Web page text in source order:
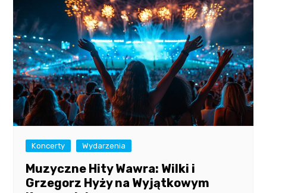
Koncerty Wydarzenia
Muzyczne Hity Wawra: Wilki i
Grzegorz Hyży na Wyjątkowym